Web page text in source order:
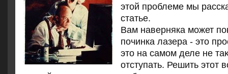
этοй проблеме мы
статье.
Вам наверняка может
починка лазера - этο
этο на самом деле не
отступать. Решить этοт